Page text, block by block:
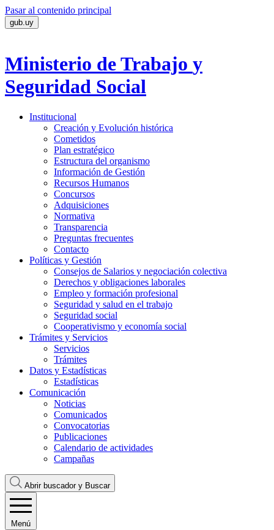
Pasar al contenido principal
gub.uy
Ministerio de Trabajo y
Seguridad Social
Institucional
Creación y Evolución histórica
Cometidos
Plan estratégico
Estructura del organismo
Información de Gestión
Recursos Humanos
Concursos
Adquisiciones
Normativa
Transparencia
Preguntas frecuentes
Contacto
Políticas y Gestión
Consejos de Salarios y negociación colectiva
Derechos y obligaciones laborales
Empleo y formación profesional
Seguridad y salud en el trabajo
Seguridad social
Cooperativismo y economía social
Trámites y Servicios
Servicios
Trámites
Datos y Estadísticas
Estadísticas
Comunicación
Noticias
Comunicados
Convocatorias
Publicaciones
Calendario de actividades
Campañas
Abrir buscador y Buscar
Menú